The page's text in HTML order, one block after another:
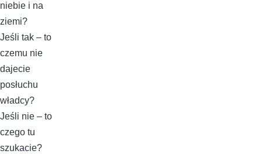
niebie i na
ziemi?
Jeśli tak – to
czemu nie
dajecie
posłuchu
władcy?
Jeśli nie – to
czego tu
szukacie?